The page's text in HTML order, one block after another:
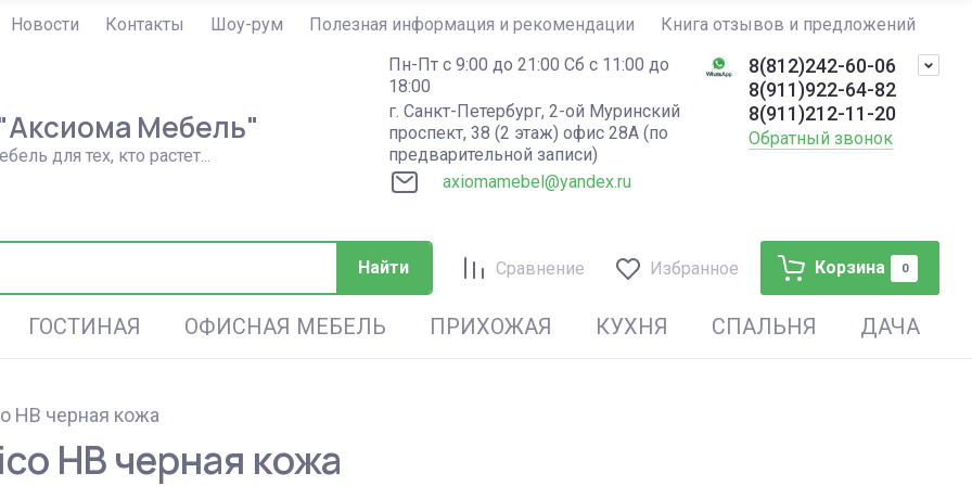
Новости Контакты Шоу-рум Полезная информация и рекомендации Книга отзывов и предложений
Мебель"
для тех, кто растет...
Пн-Пт с 9:00 до 21:00 Сб с 11:00 до
18:00
г. Санкт-Петербург, 2-ой Муринский
проспект, 38 (2 этаж) офис 28А (по
предварительной записи)
axiomamebel@yandex.ru
8(812)242-60-06
8(911)922-64-82
8(911)212-11-20
Обратный звонок
Найти Сравнение Избранное Корзина 0
КОМПЬЮТЕРНЫЕ И ПИСЬМЕННЫЕ
СТОЛЫ
Столы, парты детские
Детская мебель Comf Pro (Тайвань): Столы парты, кресла,
аксессуары
ГОСТИНАЯ
МЯГКАЯ МЕБЕЛЬ
Диваны
ОФИСНАЯ МЕБЕЛЬ
серия COMP Skyland
Серия XTEN Skyland
ПРИХОЖАЯ
Обувницы
Вешалки
КУХНЯ
Обеденные группы
Столы трансформеры
СПАЛЬНЯ ДАЧА
Поленницы для загородного дома
Пластиковая мебель для сада и
Шкафы купе металлические
HB черная кожа
HB черная кожа